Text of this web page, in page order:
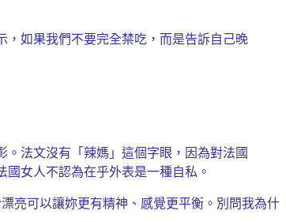
，如果我們不要完全禁吃，而是告訴自己晚
法文沒有「辣媽」這個字眼，因為對法國
女人不認為在乎外表是一種自私。
亮可以讓妳更有精神、感覺更平衡。別問我為什